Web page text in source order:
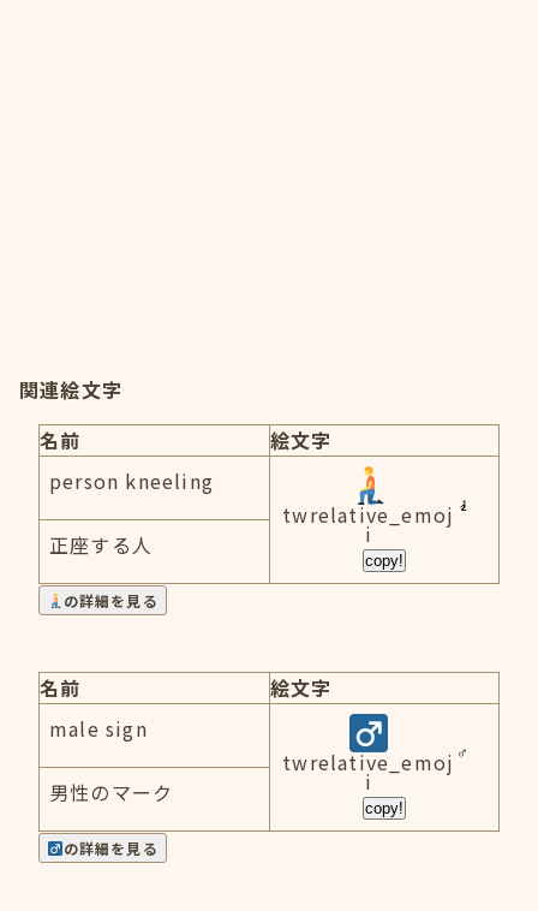
関連絵文字
名前
絵文字
person kneeling
twrelative_emoj
i
copy!
正座する人
の詳細を見る
名前
絵文字
male sign
twrelative_emoj
i
copy!
男性のマーク
の詳細を見る